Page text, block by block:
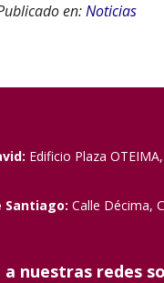
en:Noticias
Edificio Plaza
Santiago: Calle Décima,
a nuestras redes